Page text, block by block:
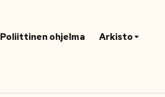
Poliittinen ohjelma Arkisto